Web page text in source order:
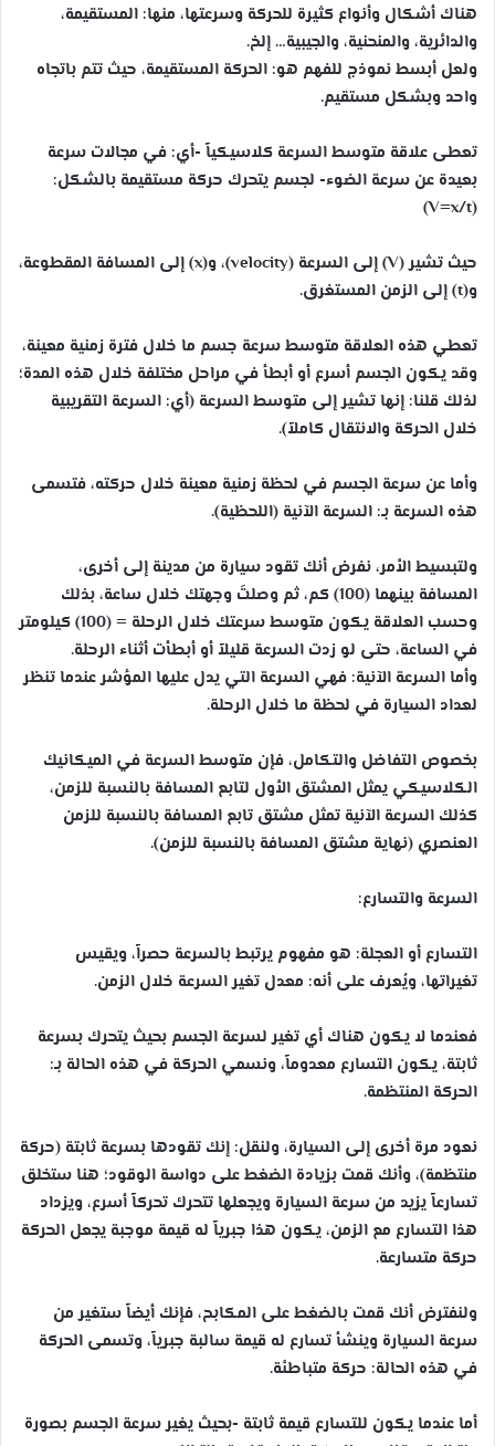
هناك أشكال وأنواع كثيرة للحركة وسرعتها، منها: المستقيمة،
والدائرية، والمنحنية، والجيبية… إلخ.
ولعل أبسط نموذج للفهم هو: الحركة المستقيمة، حيث تتم باتجاه
واحد وبشكل مستقيم.
تعطى علاقة متوسط السرعة كلاسيكياً -أي: في مجالات سرعة
بعيدة عن سرعة الضوء- لجسم يتحرك حركة مستقيمة بالشكل:
(V=x/t)
حيث تشير (V) إلى السرعة (velocity)، و(x) إلى المسافة المقطوعة،
و(t) إلى الزمن المستغرق.
تعطي هذه العلاقة متوسط سرعة جسم ما خلال فترة زمنية معينة،
وقد يكون الجسم أسرع أو أبطأ في مراحل مختلفة خلال هذه المدة؛
لذلك قلنا: إنها تشير إلى متوسط السرعة (أي: السرعة التقريبية
خلال الحركة والانتقال كاملاً).
وأما عن سرعة الجسم في لحظة زمنية معينة خلال حركته، فتسمى
هذه السرعة بـ: السرعة الآنية (اللحظية).
ولتبسيط الأمر، نفرض أنك تقود سيارة من مدينة إلى أخرى،
المسافة بينهما (100) كم، ثم وصلتَ وجهتك خلال ساعة، بذلك
وحسب العلاقة يكون متوسط سرعتك خلال الرحلة = (100) كيلومتر
في الساعة، حتى لو زدت السرعة قليلاً أو أبطأت أثناء الرحلة.
وأما السرعة الآنية: فهي السرعة التي يدل عليها المؤشر عندما تنظر
لعداد السيارة في لحظة ما خلال الرحلة.
بخصوص التفاضل والتكامل، فإن متوسط السرعة في الميكانيك
الكلاسيكي يمثل المشتق الأول لتابع المسافة بالنسبة للزمن،
كذلك السرعة الآنية تمثل مشتق تابع المسافة بالنسبة للزمن
العنصري (نهاية مشتق المسافة بالنسبة للزمن).
السرعة والتسارع:
التسارع أو العجلة: هو مفهوم يرتبط بالسرعة حصراً، ويقيس
تغيراتها، ويُعرف على أنه: معدل تغير السرعة خلال الزمن.
فعندما لا يكون هناك أي تغير لسرعة الجسم بحيث يتحرك بسرعة
ثابتة، يكون التسارع معدوماً، ونسمي الحركة في هذه الحالة بـ:
الحركة المنتظمة.
نعود مرة أخرى إلى السيارة، ولنقل: إنك تقودها بسرعة ثابتة (حركة
منتظمة)، وأنك قمت بزيادة الضغط على دواسة الوقود؛ هنا ستخلق
تسارعاً يزيد من سرعة السيارة ويجعلها تتحرك تحركاً أسرع، ويزداد
هذا التسارع مع الزمن، يكون هذا جبرياً له قيمة موجبة يجعل الحركة
حركة متسارعة.
ولنفترض أنك قمت بالضغط على المكابح، فإنك أيضاً ستغير من
سرعة السيارة وينشأ تسارع له قيمة سالبة جبرياً، وتسمى الحركة
في هذه الحالة: حركة متباطئة.
أما عندما يكون للتسارع قيمة ثابتة -بحيث يغير سرعة الجسم بصورة